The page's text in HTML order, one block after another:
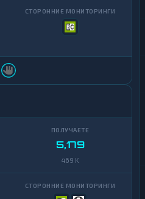
5,179
469 K